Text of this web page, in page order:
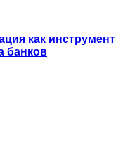
как инструмент
банков